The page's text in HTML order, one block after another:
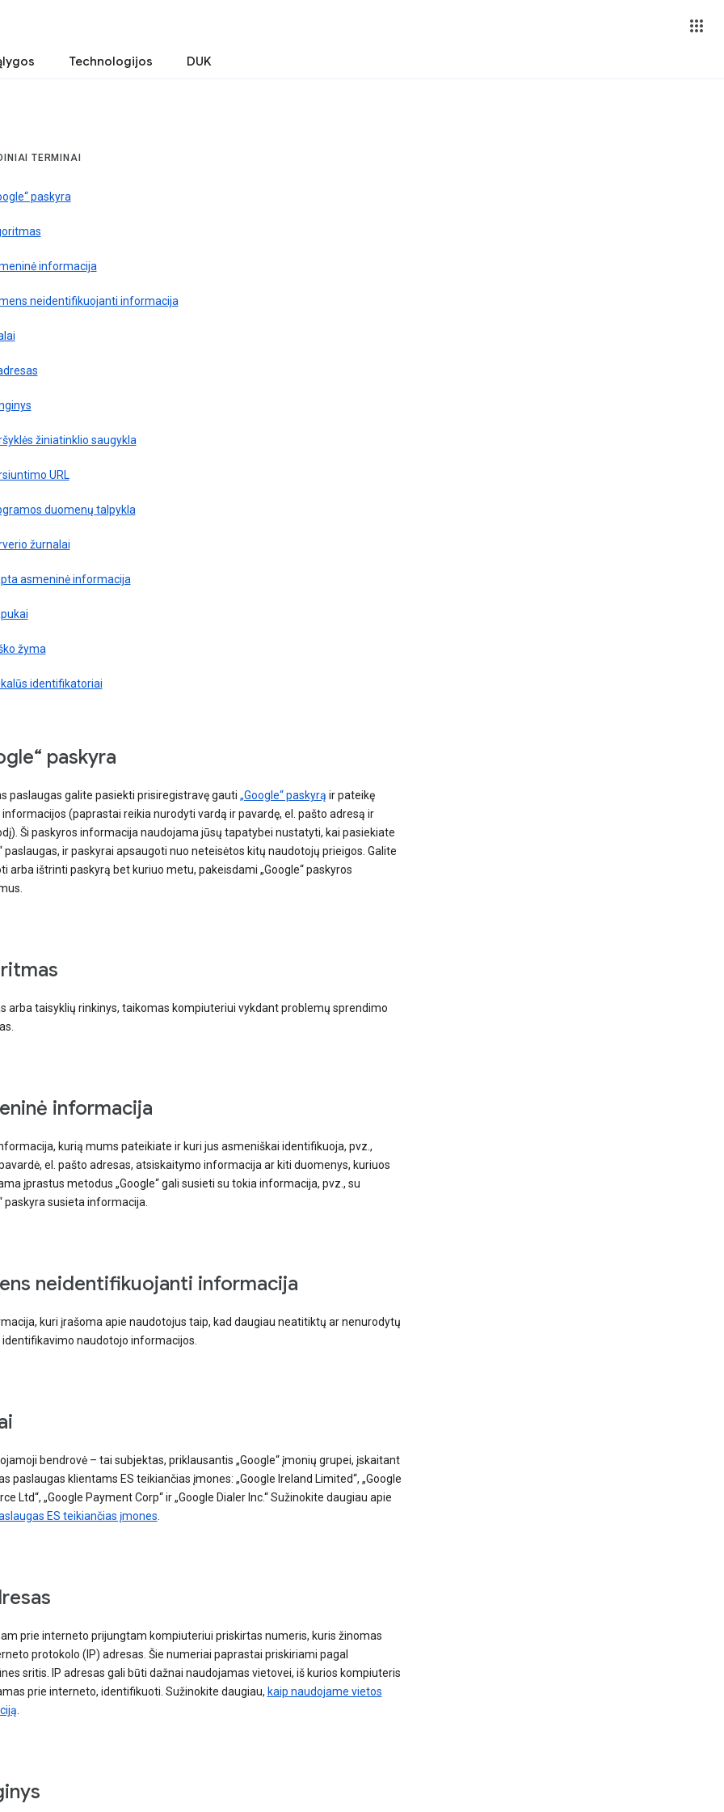
Technologijos DUK
TERMINAI
paskyra
informacija
neidentifikuojanti informacija
žiniatinklio saugykla
URL
duomenų talpykla
žurnalai
asmeninė informacija
žyma
identifikatoriai
paskyra
paslaugas galite pasiekti prisiregistravę gauti „Google“ paskyrą ir pateikę
(paprastai reikia nurodyti vardą ir pavardę, el. pašto adresą ir
Ši paskyros informacija naudojama jūsų tapatybei nustatyti, kai pasiekiate
paslaugas, ir paskyrai apsaugoti nuo neteisėtos kitų naudotojų prieigos. Galite
arba ištrinti paskyrą bet kuriuo metu, pakeisdami „Google“ paskyros
arba taisyklių rinkinys, taikomas kompiuteriui vykdant problemų sprendimo
informacija
kurią mums pateikiate ir kuri jus asmeniškai identifikuoja, pvz.,
el. pašto adresas, atsiskaitymo informacija ar kiti duomenys, kuriuos
įprastus metodus „Google“ gali susieti su tokia informacija, pvz., su
paskyra susieta informacija.
neidentifikuojanti informacija
kuri įrašoma apie naudotojus taip, kad daugiau neatitiktų ar nenurodytų
naudotojo informacijos.
bendrovė – tai subjektas, priklausantis „Google“ įmonių grupei, įskaitant
paslaugas klientams ES teikiančias įmones: „Google Ireland Limited“, „Google
Ltd“, „Google Payment Corp“ ir „Google Dialer Inc.“ Sužinokite daugiau apie
ES teikiančias įmones.
prie interneto prijungtam kompiuteriui priskirtas numeris, kuris žinomas
protokolo (IP) adresas. Šie numeriai paprastai priskiriami pagal
sritis. IP adresas gali būti dažnai naudojamas vietovei, iš kurios kompiuteris
prie interneto, identifikuoti. Sužinokite daugiau, kaip naudojame vietos
.